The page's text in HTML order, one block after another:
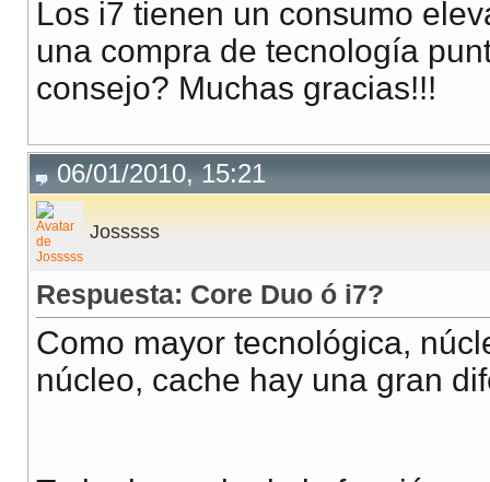
Los i7 tienen un consumo
una compra de tecnología
consejo? Muchas gracias!!!
06/01/2010, 15:21
Josssss
Respuesta: Core Duo ó i7?
Como mayor tecnológica,
núcleo, cache hay una gran